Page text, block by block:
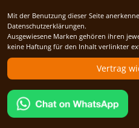
Mit der Benutzung dieser Seite
Datenschutzerklärungen.
Ausgewiesene Marken gehören ihren
keine Haftung für den Inhalt verlinkter
Vertrag